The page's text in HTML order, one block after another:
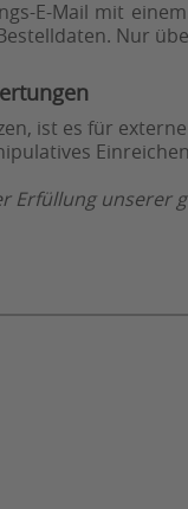
E-Mail mit
Nur
ist es für
Erfüllung unserer